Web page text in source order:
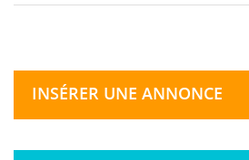
INSÉRER UNE ANNONCE